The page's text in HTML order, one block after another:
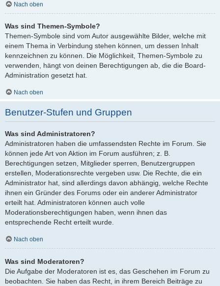
Nach oben
Was sind Themen-Symbole?
Themen-Symbole sind vom Autor ausgewählte Bilder, welche mit
einem Thema in Verbindung stehen können, um dessen Inhalt
kennzeichnen zu können. Die Möglichkeit, Themen-Symbole zu
verwenden, hängt von deinen Berechtigungen ab, die die Board-
Administration gesetzt hat.
Nach oben
Benutzer-Stufen und Gruppen
Was sind Administratoren?
Administratoren haben die umfassendsten Rechte im Forum. Sie
können jede Art von Aktion im Forum ausführen; z. B.
Berechtigungen setzen, Mitglieder sperren, Benutzergruppen
erstellen, Moderationsrechte vergeben usw. Die Rechte, die ein
Administrator hat, sind allerdings davon abhängig, welche Rechte
ihnen ein Gründer des Forums oder ein anderer Administrator
erteilt hat. Administratoren können auch volle
Moderationsberechtigungen haben, wenn ihnen das
entsprechende Recht erteilt wurde.
Nach oben
Was sind Moderatoren?
Die Aufgabe der Moderatoren ist es, das Geschehen im Forum zu
beobachten. Sie haben das Recht, in ihrem Bereich Beiträge zu